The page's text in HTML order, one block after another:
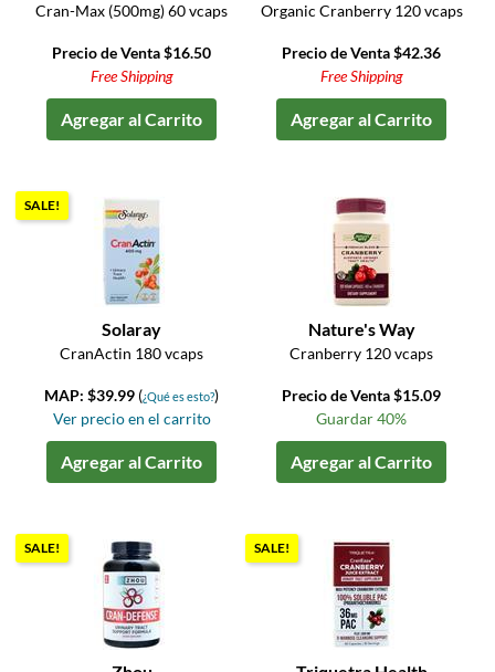
Cran-Max (500mg) 60 vcaps
Precio de Venta $16.50
Free Shipping
Agregar al Carrito
Organic Cranberry 120 vcaps
Precio de Venta $42.36
Free Shipping
Agregar al Carrito
SALE!
Solaray
CranActin 180 vcaps
MAP: $39.99 (¿Qué es esto?)
Ver precio en el carrito
Agregar al Carrito
Nature's Way
Cranberry 120 vcaps
Precio de Venta $15.09
Guardar 40%
Agregar al Carrito
SALE! SALE!